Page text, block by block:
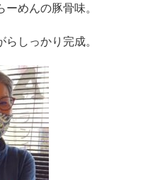
めんの豚骨味。
しっかり完成。